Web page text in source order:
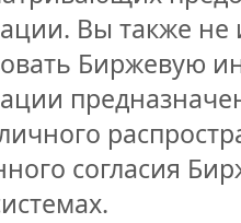
Вы также не
Биржевую
согласия